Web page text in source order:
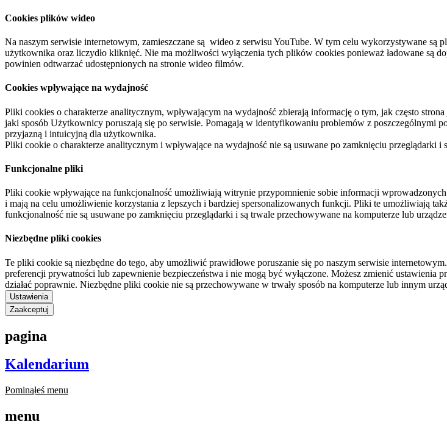
Cookies plików wideo
Na naszym serwisie internetowym, zamieszczane są wideo z serwisu YouTube. W tym celu wykorzystywane są
użytkownika oraz liczydło kliknięć. Nie ma możliwości wyłączenia tych plików cookies ponieważ ładowane są
powinien odtwarzać udostępnionych na stronie wideo filmów.
Cookies wpływające na wydajność
Pliki cookies o charakterze analitycznym, wpływającym na wydajność zbierają informację o tym, jak często
jaki sposób Użytkownicy poruszają się po serwisie. Pomagają w identyfikowaniu problemów z poszczególnymi
przyjazną i intuicyjną dla użytkownika.
Pliki cookie o charakterze analitycznym i wpływające na wydajność nie są usuwane po zamknięciu przeglądarki
Funkcjonalne pliki
Pliki cookie wpływające na funkcjonalność umożliwiają witrynie przypomnienie sobie informacji
i mają na celu umożliwienie korzystania z lepszych i bardziej spersonalizowanych funkcji. Pliki te umożliwiają
funkcjonalność nie są usuwane po zamknięciu przeglądarki i są trwale przechowywane na komputerze lub
Niezbędne pliki cookies
Te pliki cookie są niezbędne do tego, aby umożliwić prawidłowe poruszanie się po naszym serwisie
preferencji prywatności lub zapewnienie bezpieczeństwa i nie mogą być wyłączone. Możesz zmienić
działać poprawnie. Niezbędne pliki cookie nie są przechowywane w trwały sposób na komputerze lub innym
Ustawienia
Zaakceptuj
pagina
Kalendarium
Pominąłeś menu
menu